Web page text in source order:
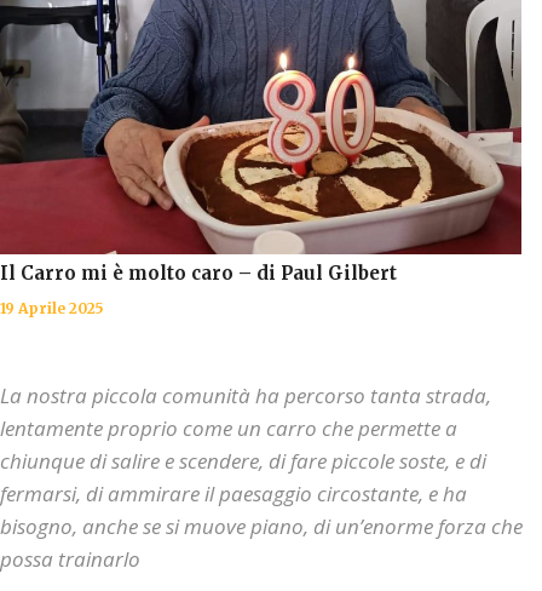
Il Carro mi è molto caro – di Paul Gilbert
19 Aprile 2025
La nostra piccola comunità ha percorso tanta strada,
lentamente proprio come un carro che permette a
chiunque di salire e scendere, di fare piccole soste, e di
fermarsi, di ammirare il paesaggio circostante, e ha
bisogno, anche se si muove piano, di un’enorme forza che
possa trainarlo